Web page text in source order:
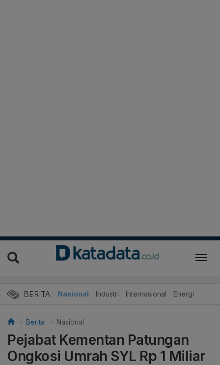
BERITA Nasional Industri Internasional Energi
Berita Nasional
Pejabat Kementan Patungan
Ongkosi Umrah SYL Rp 1 Miliar